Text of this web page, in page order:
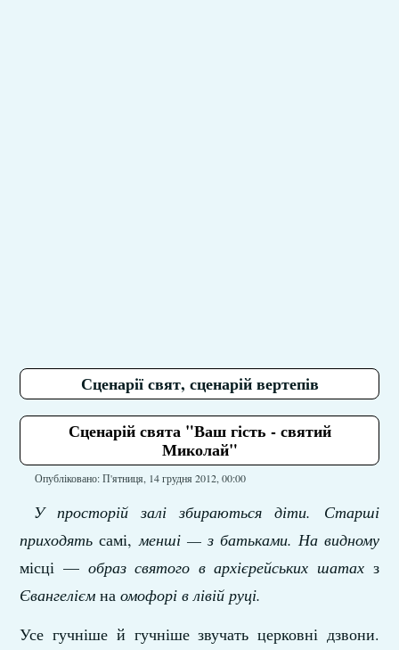
Сценарії свят, сценарій вертепів
Сценарій свята "Ваш гість - святий
Миколай"
Опубліковано: П'ятниця, 14 грудня 2012, 00:00
У просторій залі збираються діти. Старші
приходятьсамі,менші — з батьками. На видному
місці — образ святого в архієрейських шатах з
Євангеліємнаомофорі в лівій руці.
Усе гучніше й гучніше звучать церковні дзвони.